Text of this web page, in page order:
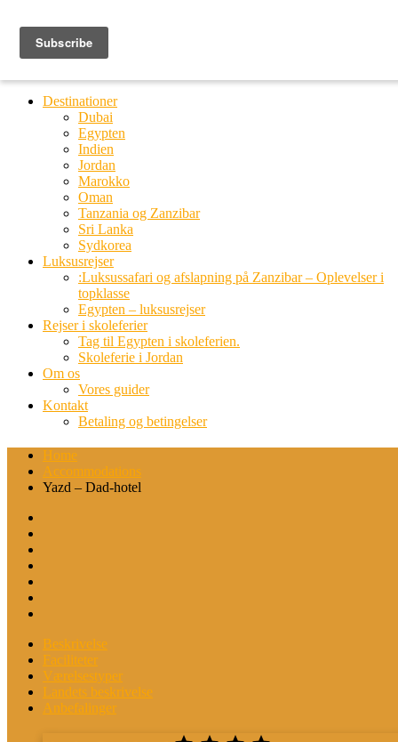
Ring til os
20 66 03 08
Destinationer
Dubai
Egypten
Indien
Jordan
Marokko
Oman
Tanzania og Zanzibar
Sri Lanka
Sydkorea
Luksusrejser
:Luksussafari og afslapning på Zanzibar – Oplevelser i
topklasse
Egypten – luksusrejser
Rejser i skoleferier
Tag til Egypten i skoleferien.
Skoleferie i Jordan
Om os
Vores guider
Kontakt
Betaling og betingelser
Home
Accommodations
Yazd – Dad-hotel
Beskrivelse
Faciliteter
Værelsestyper
Landets beskrivelse
Anbefalinger